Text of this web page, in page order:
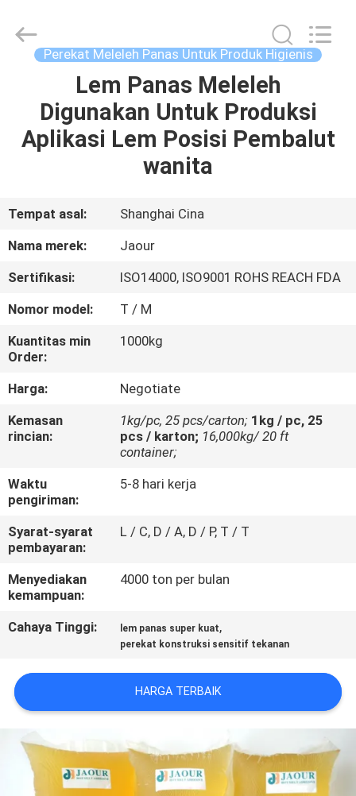
RUMAH
PRODUK
KAMI
PABRIK
KONTROL
KUALITAS
HUBUNGI
KAMI
BERITA
KASUS-
KASUS
PERMINTAAN
PENAWARAN
SITEMAP
KEBIJAKAN
PRIVASI
Adhesive
Products
Perekat Meleleh Panas Untuk Produk Higienis
Lem Panas Meleleh
Digunakan Untuk Produksi
Aplikasi Lem Posisi Pembalut
wanita
Tempat asal:
Shanghai Cina
Nama merek:
Jaour
Sertifikasi:
ISO14000, ISO9001 ROHS REACH FDA
Nomor model:
T / M
Kuantitas min
Order:
1000kg
Harga:
Negotiate
Kemasan
rincian:
1kg/pc, 25 pcs/carton; 1kg / pc, 25
pcs / karton; 16,000kg/ 20 ft
container;
Waktu
pengiriman:
5-8 hari kerja
Syarat-syarat
pembayaran:
L / C, D / A, D / P, T / T
Menyediakan
kemampuan:
4000 ton per bulan
Cahaya Tinggi: lem panas super kuat,
perekat konstruksi sensitif tekanan
HARGA TERBAIK